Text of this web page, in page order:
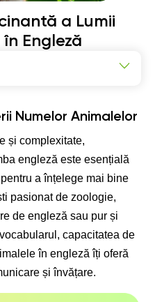
a Lumii
Engleză
și Exemple
și Caracteristici
Animalelor Domestice
Animalelor Sălbatice în
Animalelor Sălbatice
Animaleloră
Numelor Animalelor
și complexitate,
engleză este esențială
a înțelege mai bine
pasionat de zoologie,
de engleză sau pur și
capacitatea de
în engleză îți oferă
și învățare.